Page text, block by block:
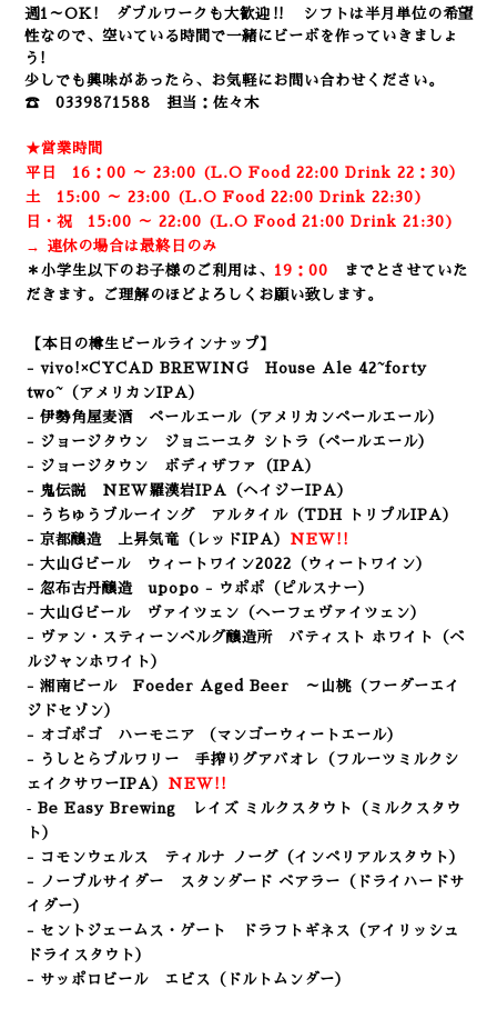
週1～OK! ダブルワークも大歓迎‼ シフトは半月単位の希望
性なので、空いている時間で一緒にビーボを作っていきましょ
う!
少しでも興味があったら、お気軽にお問い合わせください。
☎ 0339871588 担当：佐々木
★営業時間
平日 16：00 ～ 23:00 (L.O Food 22:00 Drink 22：30）
土 15:00 ～ 23:00 (L.O Food 22:00 Drink 22:30)
日・祝 15:00 ～ 22:00 (L.O Food 21:00 Drink 21:30)
→ 連休の場合は最終日のみ
＊小学生以下のお子様のご利用は、 19：00
までとさせていた
だきます。ご理解のほどよろしくお願い致します。
【本日の樽生ビールラインナップ】
- vivo!×CYCAD BREWING House Ale 42~forty
two~（アメリカンIPA）
- 伊勢角屋麦酒 ペールエール（アメリカンペールエール）
- ジョージタウン ジョニーユタ シトラ
（ペールエール）
- ジョージタウン ボディザファ
（IPA）
- 鬼伝説 NEW羅漢岩IPA （ヘイジーIPA）
- うちゅうブルーイング アルタイル（TDH トリプルIPA）
- 京都醸造 上昇気竜（レッドIPA） NEW!!
- 大山Gビール ウィートワイン2022（ウィートワイン）
- 忽布古丹醸造 upopo - ウポポ（ピルスナー）
- 大山Gビール ヴァイツェン（ヘーフェヴァイツェン）
- ヴァン・スティーンベルグ醸造所 バティスト ホワイト
（ベ
ルジャンホワイト）
- 湘南ビール Foeder Aged Beer ～山桃（フーダーエイ
ジドセゾン）
- オゴポゴ ハーモニア
（マンゴーウィートエール）
- うしとらブルワリー 手搾りグアバオレ（フルーツミルクシ
ェイクサワーIPA） NEW!!
‐ Be Easy Brewing レイズ ミルクスタウト（ミルクスタウ
ト）
- コモンウェルス ティルナ ノーグ（インペリアルスタウト）
- ノーブルサイダー スタンダード ベアラー（ドライハードサ
イダー）
- セントジェームス・ゲート ドラフトギネス（アイリッシュ
ドライスタウト）
- サッポロビール エビス（ドルトムンダー）